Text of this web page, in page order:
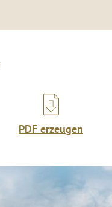
PDF erzeugen